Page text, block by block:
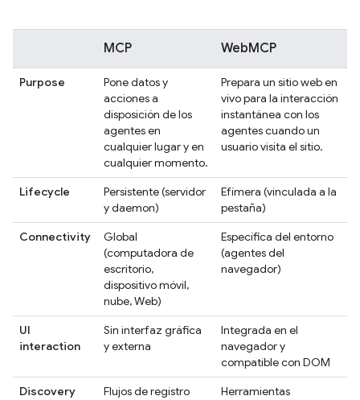
MCP WebMCP
Purpose
Pone datos y
acciones a
disposición de los
agentes en
cualquier lugar y en
cualquier momento.
Prepara un sitio web en
vivo para la interacción
instantánea con los
agentes cuando un
usuario visita el sitio.
Lifecycle
Persistente (servidor
y daemon)
Efímera (vinculada a la
pestaña)
Connectivity
Global
(computadora de
escritorio,
dispositivo móvil,
nube, Web)
Específica del entorno
(agentes del
navegador)
UI
interaction
Sin interfaz gráfica
y externa
Integrada en el
navegador y
compatible con DOM
Discovery
Flujos de registro
Herramientas